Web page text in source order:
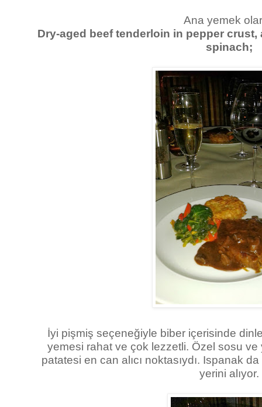
Ana yemek
Dry-aged beef tenderloin in pepper
spinach;
İyi pişmiş seçeneğiyle biber içerisinde
yemesi rahat ve çok lezzetli. Özel sosu ve
patatesi en can alıcı noktasıydı. Ispanak
yerini alıyor.